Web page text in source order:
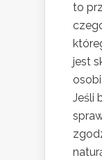
to
jest
Jeśli